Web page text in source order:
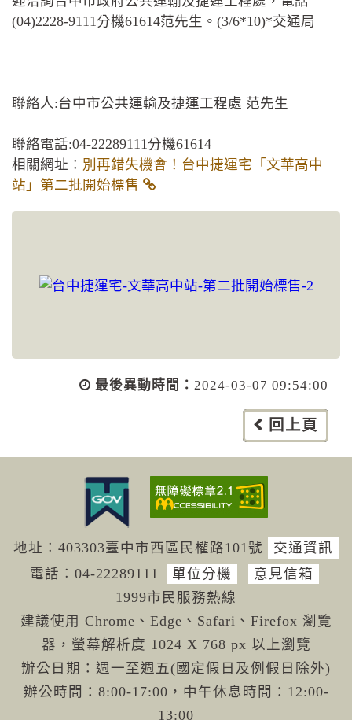
(04)2228-9111分機61614范先生。(3/6*10)*交通局
聯絡人:台中市公共運輸及捷運工程處 范先生
聯絡電話:04-22289111分機61614
相關網址： 別再錯失機會！台中捷運宅「文華高中
站」第二批開始標售
最後異動時間： 2024-03-07 09:54:00
回上頁
地址︰403303臺中市西區民權路101號
交通資訊
電話︰04-22289111 單位分機
意見信箱
1999市民服務熱線
建議使用 Chrome、Edge、Safari、Firefox 瀏覽
器，螢幕解析度 1024 X 768 px 以上瀏覽
辦公日期：週一至週五(國定假日及例假日除外)
辦公時間：8:00-17:00，中午休息時間：12:00-
13:00